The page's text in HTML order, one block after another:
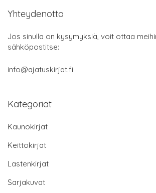
Yhteydenotto
Jos sinulla on kysymyksiä, voit ottaa
sähköpostitse:
info@ajatuskirjat.fi
Kategoriat
Kaunokirjat
Keittokirjat
Lastenkirjat
Sarjakuvat